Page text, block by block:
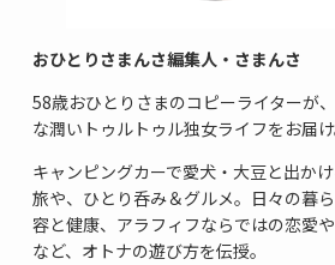
おひとりさまんさ編集人・さまんさ
58歳おひとりさまのコピーライターが
な潤いトゥルトゥル独女ライフをお届け
キャンピングカーで愛犬・大豆と出か
旅や、ひとり呑み＆グルメ。日々の暮
容と健康、アラフィフならではの恋愛
など、オトナの遊び方を伝授。